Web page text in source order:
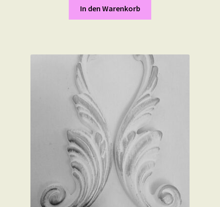
In den Warenkorb